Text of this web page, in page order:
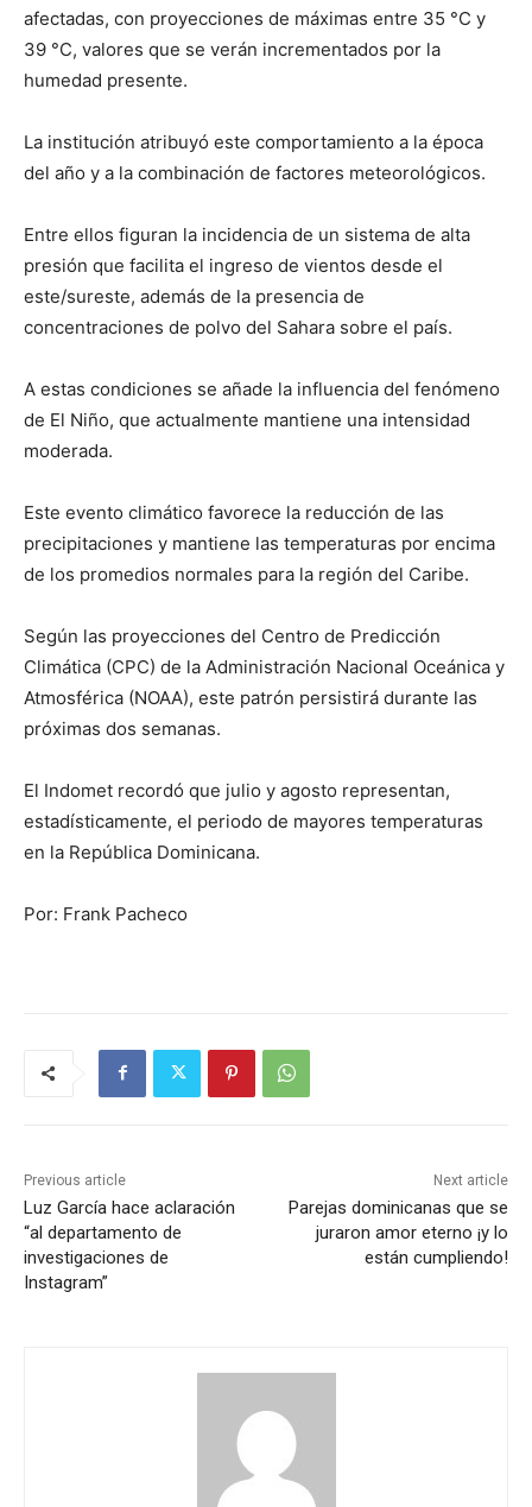
afectadas, con proyecciones de máximas entre 35 °C y
39 °C, valores que se verán incrementados por la
humedad presente.
La institución atribuyó este comportamiento a la época
del año y a la combinación de factores meteorológicos.
Entre ellos figuran la incidencia de un sistema de alta
presión que facilita el ingreso de vientos desde el
este/sureste, además de la presencia de
concentraciones de polvo del Sahara sobre el país.
A estas condiciones se añade la influencia del fenómeno
de El Niño, que actualmente mantiene una intensidad
moderada.
Este evento climático favorece la reducción de las
precipitaciones y mantiene las temperaturas por encima
de los promedios normales para la región del Caribe.
Según las proyecciones del Centro de Predicción
Climática (CPC) de la Administración Nacional Oceánica y
Atmosférica (NOAA), este patrón persistirá durante las
próximas dos semanas.
El Indomet recordó que julio y agosto representan,
estadísticamente, el periodo de mayores temperaturas
en la República Dominicana.
Por: Frank Pacheco
Previous article
Luz García hace aclaración
“al departamento de
investigaciones de
Instagram”
Next article
Parejas dominicanas que se
juraron amor eterno ¡y lo
están cumpliendo!